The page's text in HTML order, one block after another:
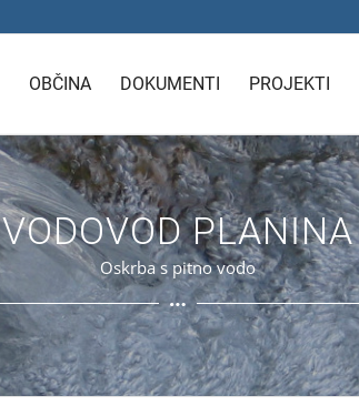
OBČINA DOKUMENTI PROJEKTI
VODOVOD PLANINA
Oskrba s pitno vodo